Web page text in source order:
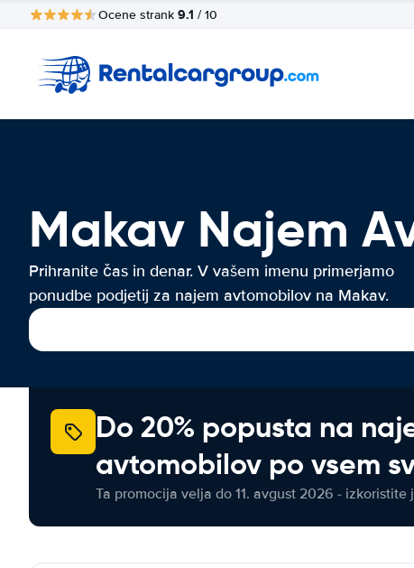
Ocene strank 9.1 / 10
Makav Najem
Prihranite čas in denar. V vašem imenu primerjamo
ponudbe podjetij za najem avtomobilov na Makav.
Do 20% popusta na
avtomobilov po vsem
Ta promocija velja do 11. avgust 2026 - izkoristite